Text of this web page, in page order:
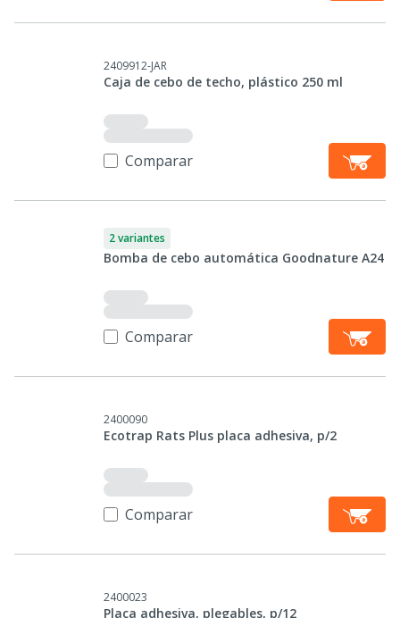
2409912-JAR
Caja de cebo de techo, plástico 250 ml
Comparar
2 variantes
Bomba de cebo automática Goodnature A24
Comparar
2400090
Ecotrap Rats Plus placa adhesiva, p/2
Comparar
2400023
Placa adhesiva, plegables, p/12